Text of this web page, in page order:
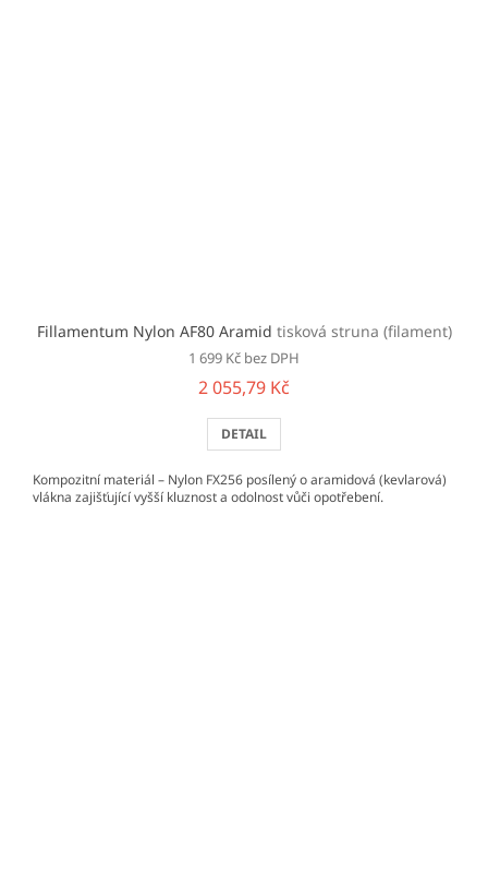
Fillamentum Nylon AF80 Aramid tisková struna (filament)
1 699 Kč bez DPH
2 055,79 Kč
DETAIL
Kompozitní materiál – Nylon FX256 posílený o aramidová (kevlarová)
vlákna zajišťující vyšší kluznost a odolnost vůči opotřebení.